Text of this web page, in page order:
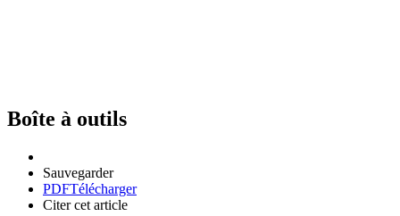
Boîte à outils
Sauvegarder
PDFTélécharger
Citer cet article